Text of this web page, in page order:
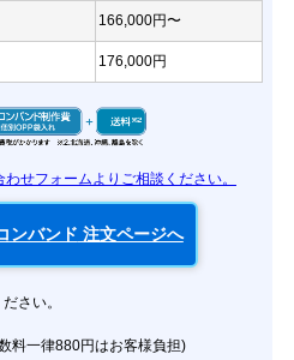
166,000円〜
176,000円
せフォームよりご相談ください。
ンバンド 注文ページへ
さい。
料一律880円はお客様負担)